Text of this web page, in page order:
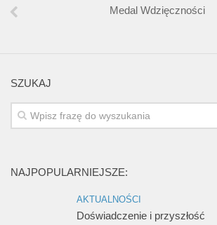
Medal Wdzięczności
SZUKAJ
NAJPOPULARNIEJSZE:
AKTUALNOŚCI
Doświadczenie i przyszłość